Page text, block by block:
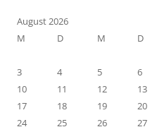
August 2026
M
D M D
3
4 5 6
10
11 12 13
17
18 19 20
24
25 26 27